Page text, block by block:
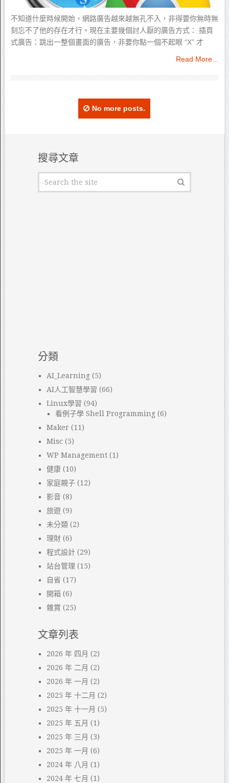
不知道什麼時候開始，網路廣告越來越無孔不入，非得要你無時無
刻忘不了他的存在才行。現在主要幾個討人厭的廣告方式： 插頁
式廣告：跳出一整個畫面的廣告，非要你點一個不起眼 “X” 才
Read More...
No more posts.
搜尋文章
分類
AI_Learning(5)
AI人工智慧學習 (66)
Linux學習 (94)
看例子學 Shell Programming(6)
Maker (11)
Misc (5)
WP Management(1)
健康(10)
家庭親子(12)
影音(8)
旅遊(9)
未分類(2)
理財(6)
程式設計(29)
站台管理 (15)
自省 (17)
開箱(6)
雜賞 (25)
文章列表
2026 年 四月 (2)
2026 年 二月 (2)
2026 年 一月 (2)
2025 年 十二月 (2)
2025 年 十一月 (5)
2025 年 五月 (1)
2025 年 三月 (3)
2025 年 一月 (6)
2024 年 八月 (1)
2024 年 七月 (1)